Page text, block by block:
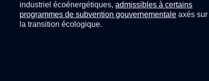
industriel écoénergétiques,admissibles à certains
programmes de subvention gouvernementale axés sur
la transition écologique.